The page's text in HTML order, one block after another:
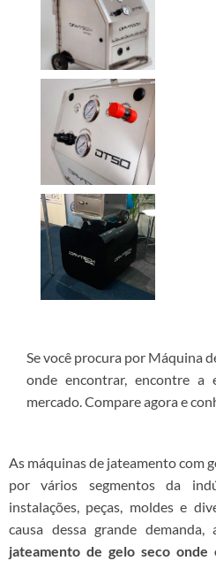
Se você procura por Máquina
onde encontrar, encontre a
mercado. Compare agora e
As máquinas de jateamento com
por vários segmentos da
instalações, peças, moldes e
causa dessa grande demanda,
jateamento de gelo seco onde